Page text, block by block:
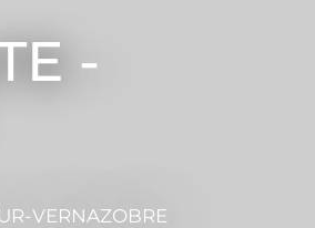
-
VERNAZOBRE